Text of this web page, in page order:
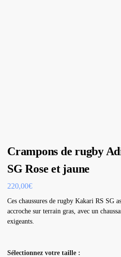
Crampons de rugby
SG Rose et jaune
220,00€
Ces chaussures de rugby Kakari RS SG
accroche sur terrain gras, avec un
exigeants.
Sélectionnez votre taille :